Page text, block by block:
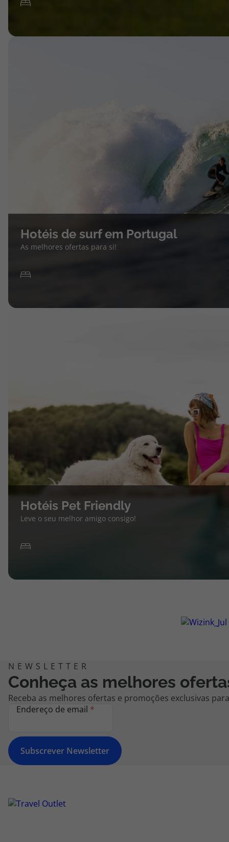
Hotéis de surf em Portugal
As melhores ofertas para si!
Hotéis Pet Friendly
Leve o seu melhor amigo consigo!
Conheça as melhores
Receba as melhores ofertas e promoções exclusivas
Endereço de email *
Subscrever Newsletter